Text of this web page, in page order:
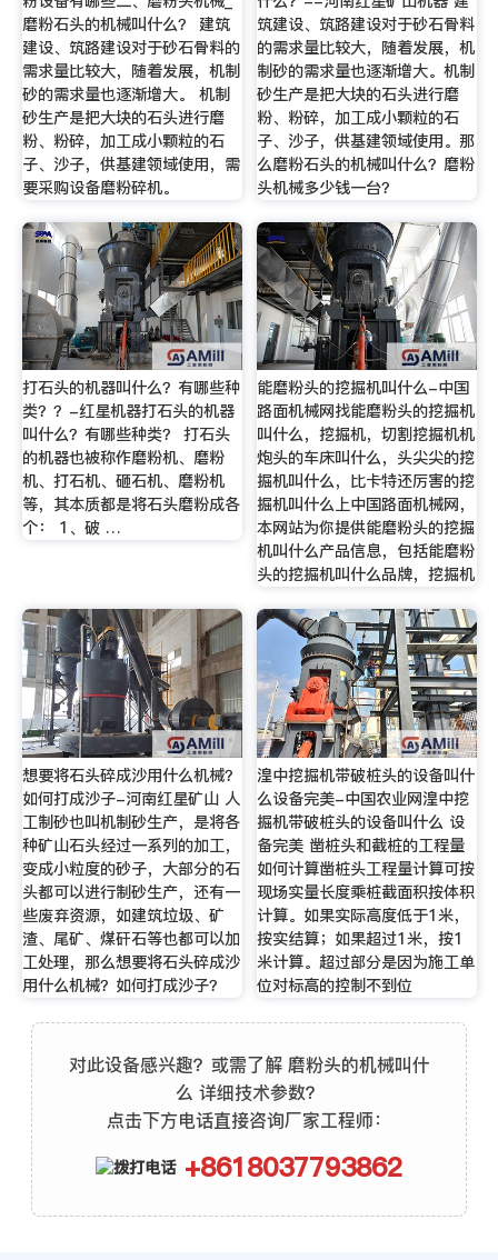
磨粉石头的机械叫什么？ 建筑
建设、筑路建设对于砂石骨料的
需求量比较大，随着发展，机制
砂的需求量也逐渐增大。 机制
砂生产是把大块的石头进行磨
粉、粉碎，加工成小颗粒的石
子、沙子，供基建领域使用，需
要采购设备磨粉碎机。
筑建设、筑路建设对于砂石骨料
的需求量比较大，随着发展，机
制砂的需求量也逐渐增大。机制
砂生产是把大块的石头进行磨
粉、粉碎，加工成小颗粒的石
子、沙子，供基建领域使用。那
么磨粉石头的机械叫什么？磨粉
头机械多少钱一台？
打石头的机器叫什么？有哪些种
类？？-红星机器打石头的机器
叫什么？有哪些种类？ 打石头
的机器也被称作磨粉机、磨粉
机、打石机、砸石机、磨粉机
等，其本质都是将石头磨粉成各
个： 1、破 …
能磨粉头的挖掘机叫什么-中国
路面机械网找能磨粉头的挖掘机
叫什么，挖掘机，切割挖掘机机
炮头的车床叫什么，头尖尖的挖
掘机叫什么，比卡特还厉害的挖
掘机叫什么上中国路面机械网，
本网站为你提供能磨粉头的挖掘
机叫什么产品信息，包括能磨粉
头的挖掘机叫什么品牌，挖掘机
想要将石头碎成沙用什么机械？
如何打成沙子-河南红星矿山 人
工制砂也叫机制砂生产，是将各
种矿山石头经过一系列的加工，
变成小粒度的砂子，大部分的石
头都可以进行制砂生产，还有一
些废弃资源，如建筑垃圾、矿
渣、尾矿、煤矸石等也都可以加
工处理，那么想要将石头碎成沙
用什么机械？如何打成沙子？
湟中挖掘机带破桩头的设备叫什
么设备完美-中国农业网湟中挖
掘机带破桩头的设备叫什么 设
备完美 凿桩头和截桩的工程量
如何计算凿桩头工程量计算可按
现场实量长度乘桩截面积按体积
计算。如果实际高度低于1米，
按实结算；如果超过1米，按1
米计算。超过部分是因为施工单
位对标高的控制不到位
对此设备感兴趣？或需了解 磨粉头的机械叫什
么 详细技术参数？
点击下方电话直接咨询厂家工程师：
+8618037793862